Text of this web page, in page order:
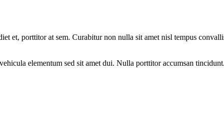
et, porttitor at sem. Curabitur non nulla sit amet nisl tempus
elementum sed sit amet dui. Nulla porttitor accumsan